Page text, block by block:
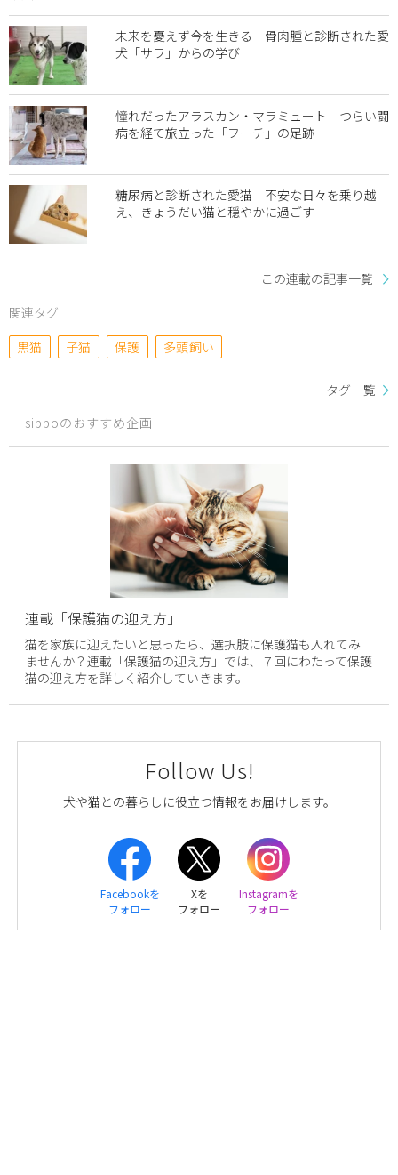
未来を憂えず今を生きる 骨肉腫と診断された愛
犬「サワ」からの学び
憧れだったアラスカン・マラミュート つらい闘
病を経て旅立った「フーチ」の足跡
糖尿病と診断された愛猫 不安な日々を乗り越
え、きょうだい猫と穏やかに過ごす
この連載の記事一覧
関連タグ
黒猫
子猫 保護 多頭飼い
タグ一覧
sippoのおすすめ企画
連載「保護猫の迎え方」
猫を家族に迎えたいと思ったら、選択肢に保護猫も入れてみ
ませんか？連載「保護猫の迎え方」では、７回にわたって保護
猫の迎え方を詳しく紹介していきます。
Follow Us!
犬や猫との暮らしに役立つ情報をお届けします。
Facebookを
フォロー
Xを
フォロー
Instagramを
フォロー